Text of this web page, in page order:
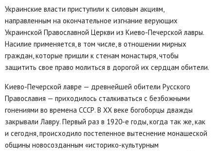
Украинские власти приступили к силовым акциям,
направленным на окончательное изгнание верующих
Украинской Православной Церкви из Киево-Печерской лавры.
Насилие применяется, в том числе, в отношении мирных
граждан, которые пришли к стенам монастыря, чтобы
защитить свое право молиться в дорогой их сердцам обители.
Киево-Печерской лавре — древнейшей обители Русского
Православия — приходилось сталкиваться с безбожными
гонениями во времена СССР. В XX веке богоборцы дважды
закрывали Лавру. Первый раз в 1920-е годы, когда так же, как
и сегодня, происходило постепенное вытеснение монашеской
общины новосозданным «историко-культурным